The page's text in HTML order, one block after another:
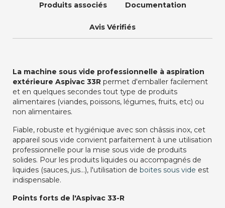
Produits associés Documentation
Avis Vérifiés
La machine sous vide professionnelle à aspiration
extérieure Aspivac 33R permet d'emballer facilement
et en quelques secondes tout type de produits
alimentaires (viandes, poissons, légumes, fruits, etc) ou
non alimentaires.
Fiable, robuste et hygiénique avec son châssis inox, cet
appareil sous vide convient parfaitement à une utilisation
professionnelle pour la mise sous vide de produits
solides. Pour les produits liquides ou accompagnés de
liquides (sauces, jus...), l'utilisation de boites sous vide est
indispensable.
Points forts de l'Aspivac 33-R